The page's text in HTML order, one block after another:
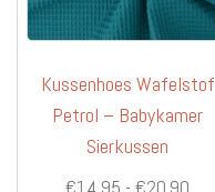
Kussenhoes Wafelstof
Petrol – Babykamer
Sierkussen